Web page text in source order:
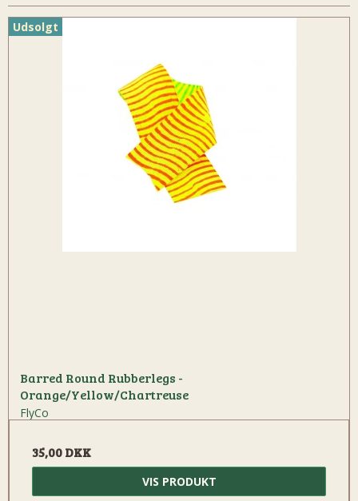
Udsolgt
Barred Round Rubberlegs -
Orange/Yellow/Chartreuse
FlyCo
35,00 DKK
VIS PRODUKT